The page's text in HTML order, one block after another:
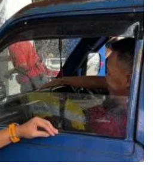
Migas sebut pasokan BBM